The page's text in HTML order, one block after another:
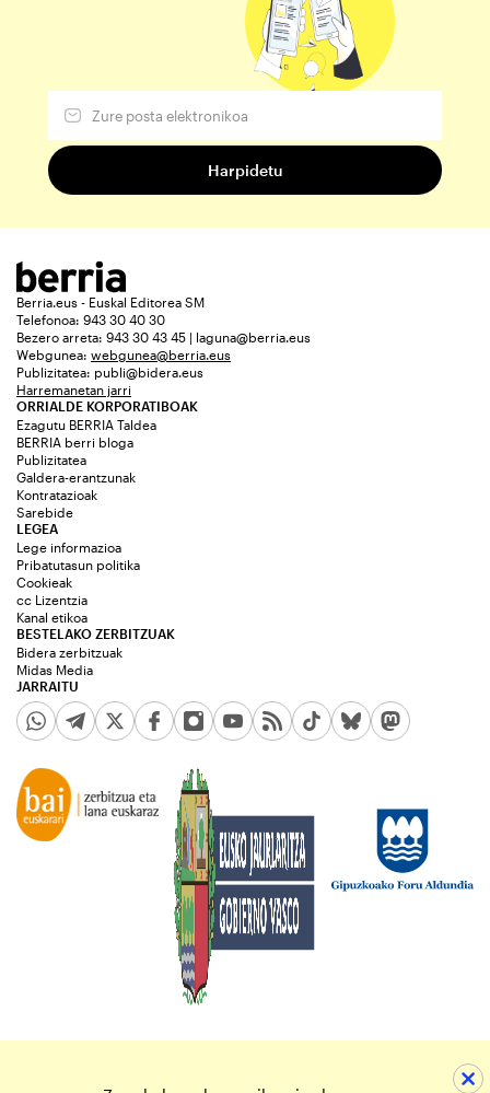
Berria.eus - Euskal Editorea SM
Telefonoa: 943 30 40 30
Bezero arreta: 943 30 43 45 | laguna@berria.eus
Webgunea: webgunea@berria.eus
Publizitatea: publi@bidera.eus
Harremanetan jarri
ORRIALDE KORPORATIBOAK
Ezagutu BERRIA Taldea
BERRIA berri bloga
Publizitatea
Galdera-erantzunak
Kontratazioak
Sarebide
JARRAITU
LEGEA
Lege informazioa
Pribatutasun politika
Cookieak
cc Lizentzia
Kanal etikoa
BESTELAKO ZERBITZUAK
Bidera zerbitzuak
Midas Media